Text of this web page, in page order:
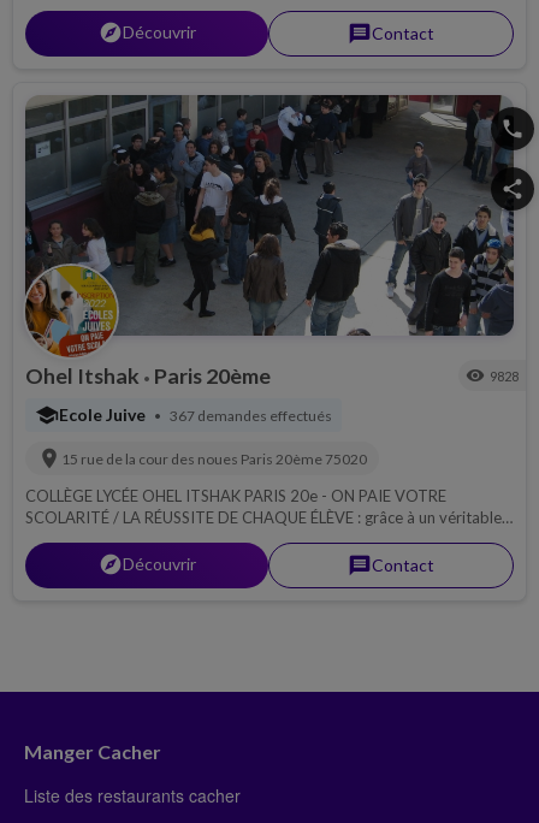
explorerDécouvrir messageContact
phone
share
Ohel Itshak • Paris 20ème visibility 9828
schoolEcole Juive • 367 demandes effectués
location_on 15 rue de la cour des noues Paris 20ème 75020
COLLÈGE LYCÉE OHEL ITSHAK PARIS 20e - ON PAIE VOTRE
SCOLARITÉ / LA RÉUSSITE DE CHAQUE ÉLÈVE : grâce à un véritable
accompagnement pédagogique.
explorerDécouvrir messageContact
Manger Cacher
Liste des restaurants cacher